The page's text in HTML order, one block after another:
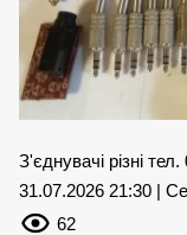
З'єднувачі різні
31.07.2026 21:30 |
62